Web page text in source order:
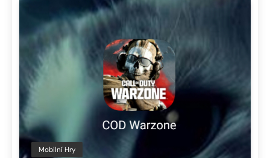
Mobilní Hry